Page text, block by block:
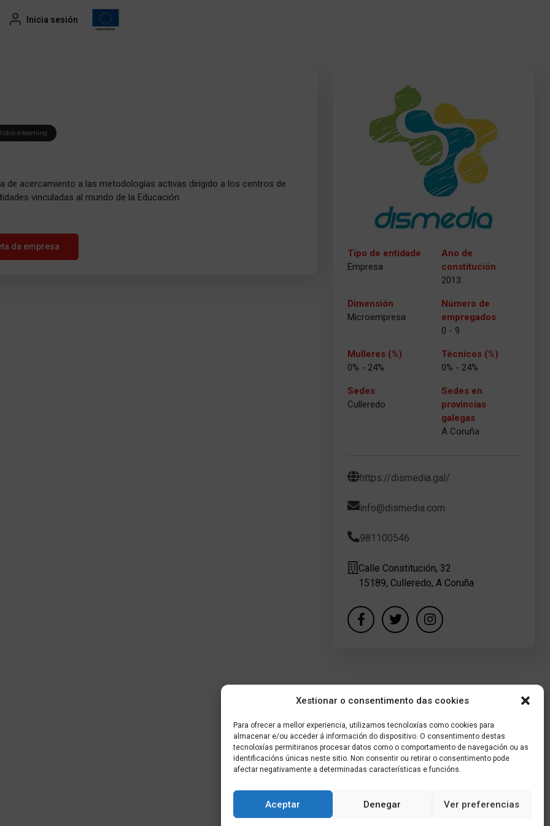
Xestionar o consentimento das cookies
Para ofrecer a mellor experiencia, utilizamos tecnoloxías como cookies para
almacenar e/ou acceder á información do dispositivo. O consentimento destas
tecnoloxías permitiranos procesar datos como o comportamento de navegación ou as
identificacións únicas neste sitio. Non consentir ou retirar o consentimento pode
afectar negativamente a determinadas características e funcións.
Aceptar Denegar Ver preferencias
Inicia sesión
e-learning
de acercamiento a las metodologías activas dirigido a los centros de
vinculadas al mundo de la Educación.
da empresa
Tipo de entidade
Empresa
Ano de
constitución
2013
Dimensión
Microempresa
Número de
empregados
0 - 9
Mulleres (%)
0% - 24%
Técnicos (%)
0% - 24%
Sedes
Culleredo
Sedes en
provincias
galegas
A Coruña
https://dismedia.gal/
info@dismedia.com
981100546
Calle Constitución, 32
15189, Culleredo, A Coruña